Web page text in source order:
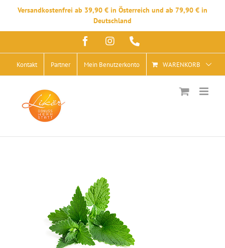
Versandkostenfrei ab 39,90 € in Österreich und ab 79,90 € in
Deutschland
springen
FacebookInstagram
Kontakt Partner Mein Benutzerkonto WARENKORB